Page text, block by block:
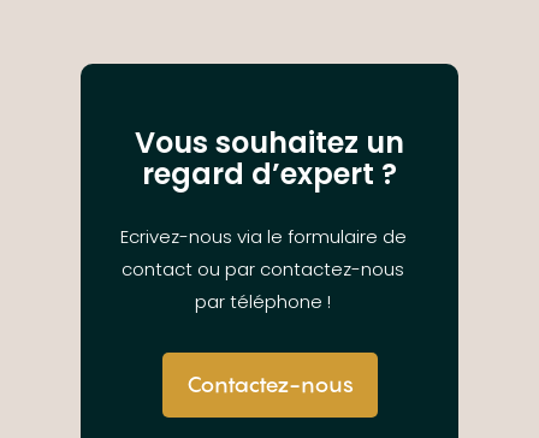
Vous souhaitez un
regard d’expert ?
Ecrivez-nous via le formulaire de
contact ou par contactez-nous
par téléphone !
Contactez-nous